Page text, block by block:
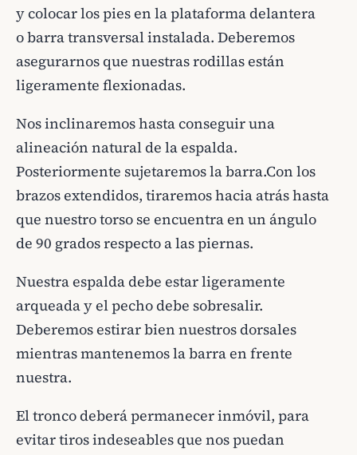
y colocar los pies en la plataforma delantera
o barra transversal instalada. Deberemos
asegurarnos que nuestras rodillas están
ligeramente flexionadas.
Nos inclinaremos hasta conseguir una
alineación natural de la espalda.
Posteriormente sujetaremos la barra.Con los
brazos extendidos, tiraremos hacia atrás hasta
que nuestro torso se encuentra en un ángulo
de 90 grados respecto a las piernas.
Nuestra espalda debe estar ligeramente
arqueada y el pecho debe sobresalir.
Deberemos estirar bien nuestros dorsales
mientras mantenemos la barra en frente
nuestra.
El tronco deberá permanecer inmóvil, para
evitar tiros indeseables que nos puedan